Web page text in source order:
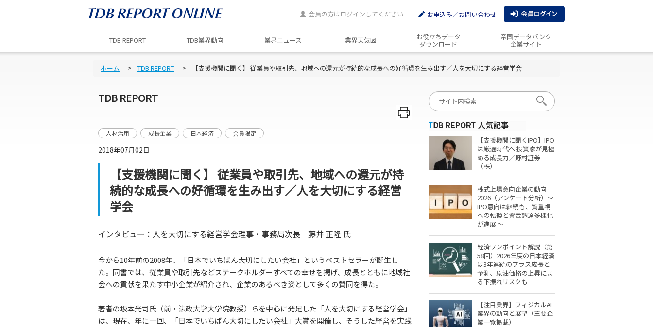
会員の方はログインしてください お申込み／お問い合わせ
TDB REPORT TDB業界動向 業界ニュース 業界天気図 お役立ちデータ
ダウンロード
帝国データバンク
企業サイト
ホーム TDB REPORT 【支援機関に聞く】 従業員や取引先、地域への還元が持続的な成長への好循環を生み出す／人を大切にする経営学会
TDB REPORT
人材活用 成長企業 日本経済 会員限定
2018年07月02日
【支援機関に聞く】 従業員や取引先、地域への還元が持
続的な成長への好循環を生み出す／人を大切にする経営
学会
インタビュー：人を大切にする経営学会理事・事務局次長 藤井 正隆 氏
今から10年前の2008年、「日本でいちばん大切にしたい会社」というベストセラーが誕生し
た。同書では、従業員や取引先などステークホルダーすべての幸せを掲げ、成長とともに地域社
会への貢献を果たす中小企業が紹介され、企業のあるべき姿として多くの賛同を得た。
著者の坂本光司氏（前・法政大学大学院教授）らを中心に発足した「人を大切にする経営学会」
は、現在、年に一回、「日本でいちばん大切にしたい会社」大賞を開催し、そうした経営を実践
【支援機関に聞くIPO】IPO
は厳選時代へ 投資家が見極
める成長力／野村証券
（株）
株式上場意向企業の動向
2026（アンケート分析）～
IPO意向は継続も、質重視
への転換と資金調達多様化
が進展 ～
経済ワンポイント解説（第
58回）2026年度の日本経済
は3年連続のプラス成長と
予測、原油価格の上昇によ
る下振れリスクも
【注目業界】フィジカルAI
業界の動向と展望（主要企
業一覧掲載）